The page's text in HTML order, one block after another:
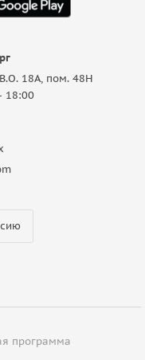
18A, пом. 48Н
18:00
программа